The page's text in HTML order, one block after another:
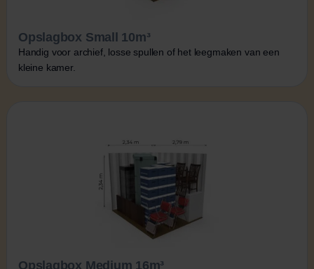
Opslagbox Small 10m³
Handig voor archief, losse spullen of het leegmaken van een
kleine kamer.
Opslagbox Medium 16m³